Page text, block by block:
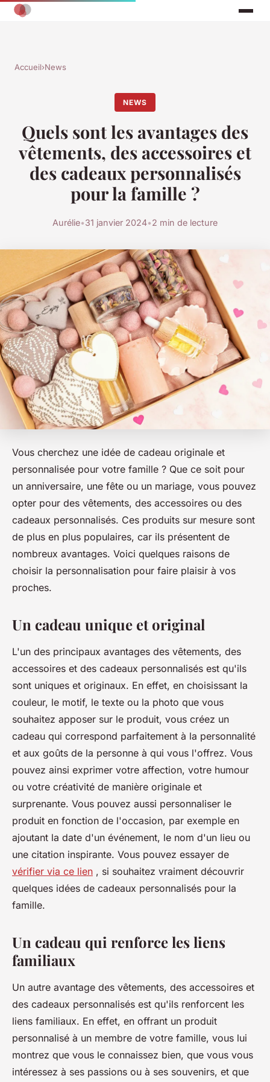
Accueil›News
NEWS
Quels sont les avantages des
vêtements, des accessoires et
des cadeaux personnalisés
pour la famille ?
Aurélie•31 janvier 2024•2 min de lecture
Vous cherchez une idée de cadeau originale et
personnalisée pour votre famille ? Que ce soit pour
un anniversaire, une fête ou un mariage, vous pouvez
opter pour des vêtements, des accessoires ou des
cadeaux personnalisés. Ces produits sur mesure sont
de plus en plus populaires, car ils présentent de
nombreux avantages. Voici quelques raisons de
choisir la personnalisation pour faire plaisir à vos
proches.
Un cadeau unique et original
L'un des principaux avantages des vêtements, des
accessoires et des cadeaux personnalisés est qu'ils
sont uniques et originaux. En effet, en choisissant la
couleur, le motif, le texte ou la photo que vous
souhaitez apposer sur le produit, vous créez un
cadeau qui correspond parfaitement à la personnalité
et aux goûts de la personne à qui vous l'offrez. Vous
pouvez ainsi exprimer votre affection, votre humour
ou votre créativité de manière originale et
surprenante. Vous pouvez aussi personnaliser le
produit en fonction de l'occasion, par exemple en
ajoutant la date d'un événement, le nom d'un lieu ou
une citation inspirante. Vous pouvez essayer de
vérifier via ce lien , si souhaitez vraiment découvrir
quelques idées de cadeaux personnalisés pour la
famille.
Un cadeau qui renforce les liens
familiaux
Un autre avantage des vêtements, des accessoires et
des cadeaux personnalisés est qu'ils renforcent les
liens familiaux. En effet, en offrant un produit
personnalisé à un membre de votre famille, vous lui
montrez que vous le connaissez bien, que vous vous
intéressez à ses passions ou à ses souvenirs, et que